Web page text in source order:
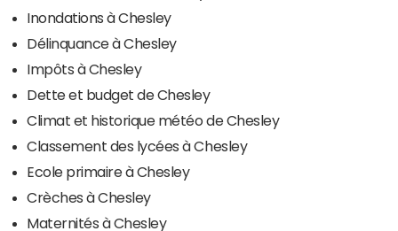
Inondations à Chesley
Délinquance à Chesley
Impôts à Chesley
Dette et budget de Chesley
Climat et historique météo de Chesley
Classement des lycées à Chesley
Ecole primaire à Chesley
Crèches à Chesley
Maternités à Chesley